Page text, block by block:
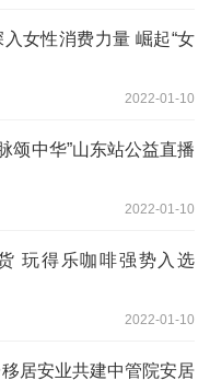
女性消费力量 崛起“女
2022-01-10
颂中华”山东站公益直播
2022-01-10
玩得乐咖啡强势入选
2022-01-10
居安业共建中管院安居